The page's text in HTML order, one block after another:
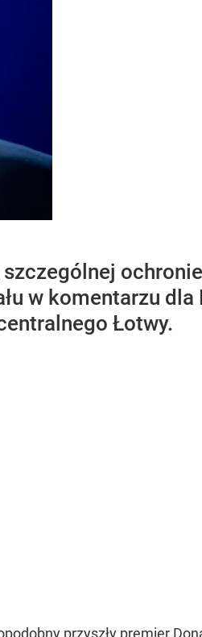
w komentarzu dla
Łotwy.
przyszły premier